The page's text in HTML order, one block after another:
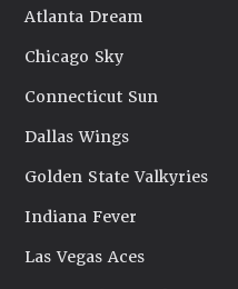
Atlanta Dream
Chicago Sky
Connecticut Sun
Dallas Wings
Golden State Valkyries
Indiana Fever
Las Vegas Aces